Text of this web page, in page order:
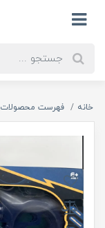
خانه فهرست محصولات